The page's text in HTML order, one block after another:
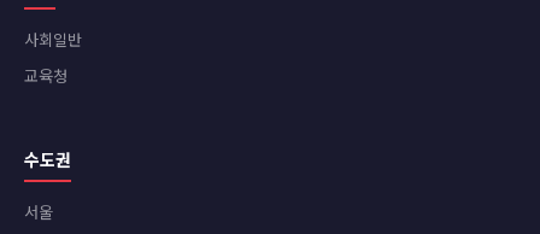
사회일반
교육청
수도권
서울